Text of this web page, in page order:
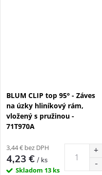
BLUM CLIP top 95° - Záves
na úzky hliníkový rám,
vložený s pružinou -
71T970A
3,44 € bez DPH
4,23 €/ ks
Skladom 13 ks